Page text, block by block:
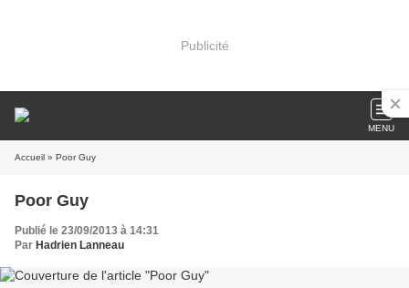
Publicité
MENU
Accueil » Poor Guy
Poor Guy
Publié le 23/09/2013 à 14:31
Par Hadrien Lanneau